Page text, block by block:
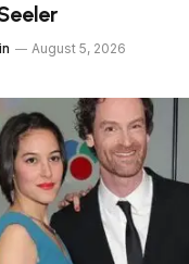
August 5, 2026